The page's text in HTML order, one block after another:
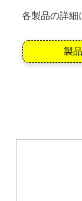
各製品の詳細
製